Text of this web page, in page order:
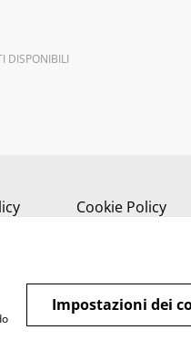
DISPONIBILI
Cookie Policy
Impostazioni dei